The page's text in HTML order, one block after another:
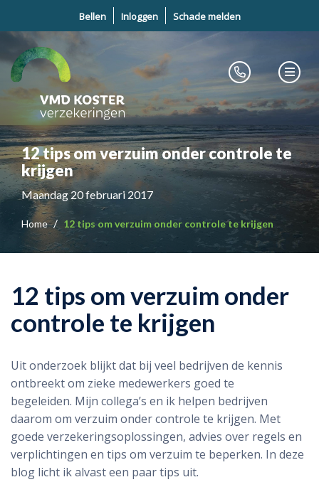
Bellen Inloggen Schade melden
12 tips om verzuim onder controle te
krijgen
Maandag 20 februari 2017
Home 12 tips om verzuim onder controle te krijgen
12 tips om verzuim onder
controle te krijgen
Uit onderzoek blijkt dat bij veel bedrijven de kennis
ontbreekt om zieke medewerkers goed te
begeleiden. Mijn collega’s en ik helpen bedrijven
daarom om verzuim onder controle te krijgen. Met
goede verzekeringsoplossingen, advies over regels en
verplichtingen en tips om verzuim te beperken. In deze
blog licht ik alvast een paar tips uit.